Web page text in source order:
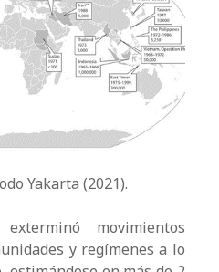
Yakarta (2021).
movimientos
y regímenes a lo